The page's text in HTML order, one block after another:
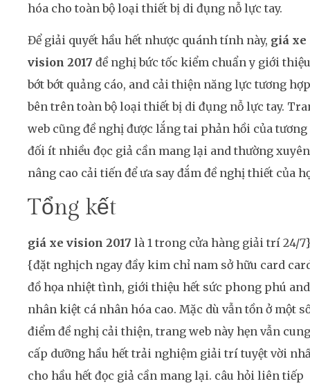
hóa cho toàn bộ loại thiết bị di đụng nỗ lực tay.
Để giải quyết hầu hết nhược quánh tính này, giá xe
vision 2017 đề nghị bức tốc kiểm chuẩn y giới
bớt bớt quảng cáo, and cải thiện năng lực tương hợp
bên trên toàn bộ loại thiết bị di đụng nỗ lực tay.
web cũng đề nghị được lắng tai phản hồi của tương
đối ít nhiều đọc giả cần mang lại and thường xuyên
nâng cao cải tiến để ưa say đắm đề nghị thiết của
Tổng kết
giá xe vision 2017 là 1 trong cửa hàng giải trí 24/7}
{đặt nghịch ngay đầy kim chỉ nam sở hữu card
đồ họa nhiệt tình, giới thiệu hết sức phong phú and
nhân kiệt cá nhân hóa cao. Mặc dù vẫn tồn ở một
điểm đề nghị cải thiện, trang web này hẹn vẫn cung
cấp dưỡng hầu hết trải nghiệm giải trí tuyệt vời
cho hầu hết đọc giả cần mang lại. câu hỏi liên tiếp